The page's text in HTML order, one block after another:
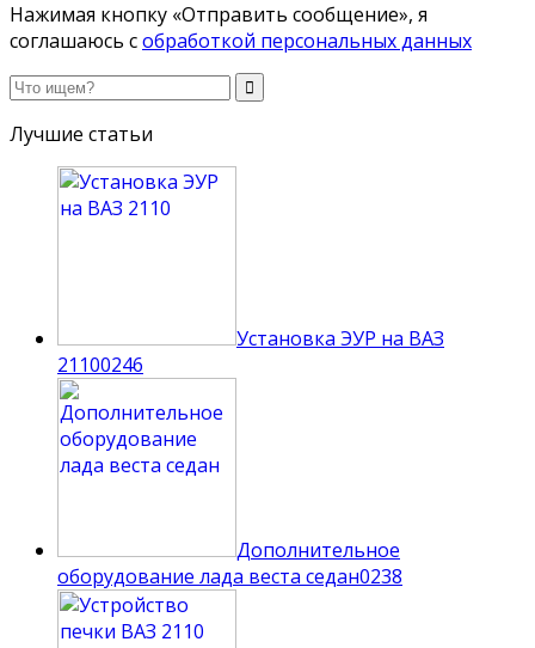
Нажимая кнопку «Отправить сообщение», я
соглашаюсь собработкой персональных данных
Лучшие статьи
Установка ЭУР на ВАЗ
21100246
Дополнительное
оборудование лада веста седан0238